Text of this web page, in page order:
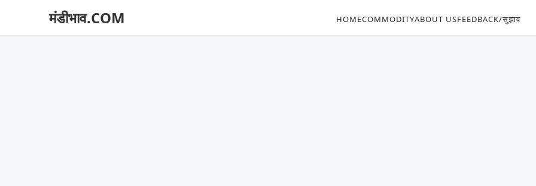
मंडीभाव.COM HOMECOMMODITYABOUT USFEEDBACK/सुझाव